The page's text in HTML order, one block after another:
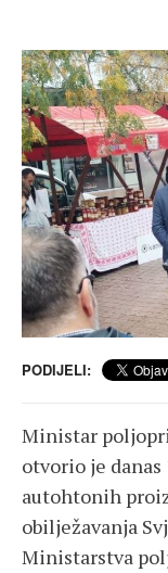
PODIJELI:
Ministar
otvorio je
autohtonih
obilježavanja
Ministarstva